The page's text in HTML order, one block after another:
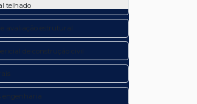
telhado
avaliação estrutural
de construção civil
engenharia